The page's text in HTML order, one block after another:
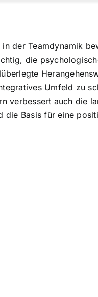
der Teamdynamik
die
Umfeld zu
verbessert auch die
die Basis für eine